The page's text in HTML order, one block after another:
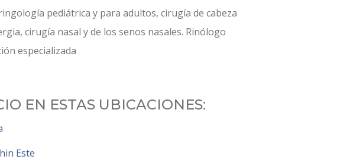
pediátrica y para adultos, cirugía de cabeza
cirugía nasal y de los senos nasales. Rinólogo
especializada
EN ESTAS UBICACIONES:
Este